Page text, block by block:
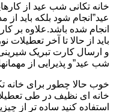
خانه تکانی شب عید از
عید”انجام شود بلکه باید
انجام شده باشد.علاوه بر
باید از حالا تا آخر تعطیلات
و ارسال کارت تبریک
شب عید”و پذیرایی از
خوب حالا چطور برای خانه
خانه ای نظیف در طی
استفاده کنید ساده تر از